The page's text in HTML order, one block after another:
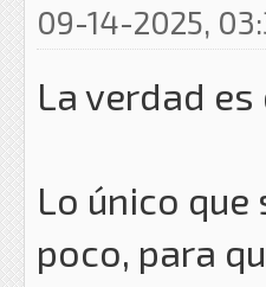
09-14-2025,
La verdad
Lo único
poco, para